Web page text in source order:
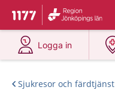
Till startsidan för 1177
Du har valt
Logga in
på 1177.se
Sjukresor och färdtjänst